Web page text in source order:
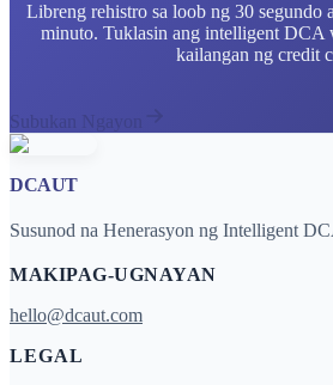
Libreng rehistro sa loob ng 30 segundo
minuto. Tuklasin ang intelligent DCA
kailangan ng credit
Subukan Ngayon
DCAUT
Susunod na Henerasyon ng Intelligent
MAKIPAG-UGNAYAN
hello@dcaut.com
LEGAL